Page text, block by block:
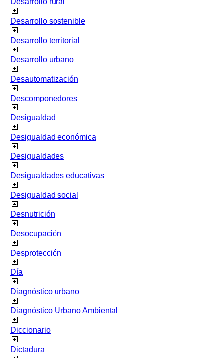
Desarrollo rural
Desarrollo sostenible
Desarrollo territorial
Desarrollo urbano
Desautomatización
Descomponedores
Desigualdad
Desigualdad económica
Desigualdades
Desigualdades educativas
Desigualdad social
Desnutrición
Desocupación
Desprotección
Día
Diagnóstico urbano
Diagnóstico Urbano Ambiental
Diccionario
Dictadura